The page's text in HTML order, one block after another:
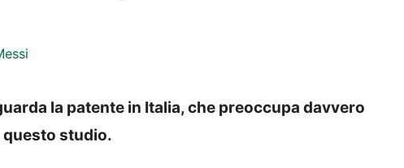
la patente in Italia, che preoccupa davvero
questo studio.